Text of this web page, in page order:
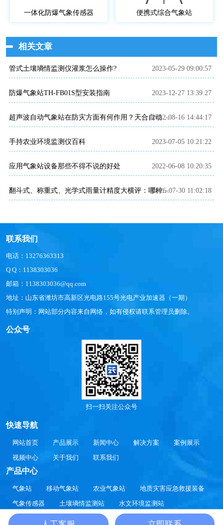
一体化防爆气象传感器 便携式综合气象站
相关文章
管式土壤墒情监测仪灌浆怎么操作? 2023-05-29 09:00:57
防爆气象站TH-FB01S型安装指南 2023-12-27 13:39:27
超声波自动气象站在防灾方面有何作用？天合自动气象站产品介绍~
2022-08-16 14:44:17
手持农业环境监测仪百科 2023-07-05 10:21:22
应用气象站设备那些不得不说的好处 2022-06-08 10:20:35
翻斗式、称重式、光学式雨量计精度大横评：哪种雨量计测量最准？
2026-07-30 11:02:18
联系我们
电话：13276363313
Q Q：1138303036
邮箱：1138303036@qq.com
地址：山东省潍坊市高新区光电路155号光电产业加速器（一期）
特别声明：网站部分内容来自网络，如有侵权请联系管理员删除。
公众号
扫一扫关注公众号
快速导航
网站首页 产品展示 新闻中心 解决方案
案例展示
视频中心
关于我们 联系我们
产品中心
气象站 移动气象站 农业气象站
地质灾害应急救援装备
气象传感器
土壤墒情监测站
水文环境监测站
大气环境监测站
通信设备